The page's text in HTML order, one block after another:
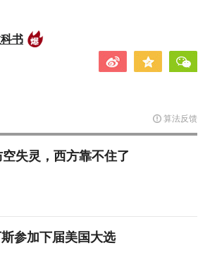
书
算法反馈
失灵，西方靠不住了
参加下届美国大选